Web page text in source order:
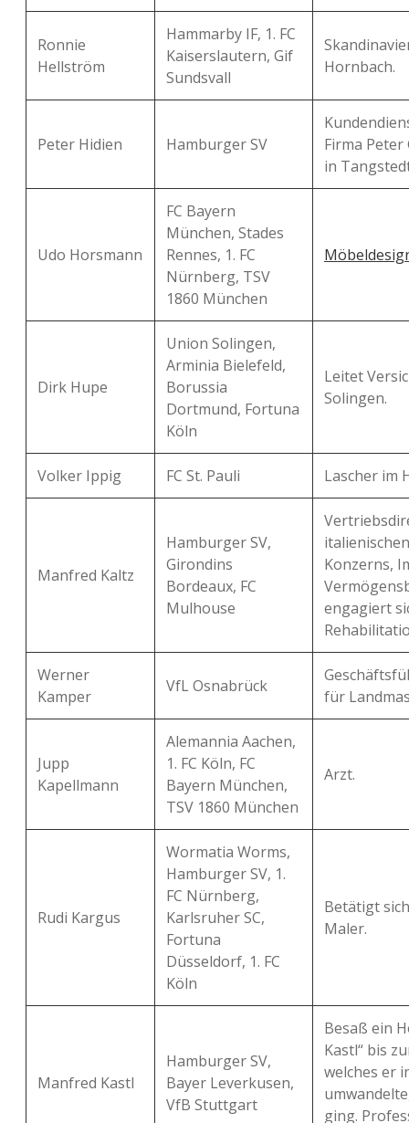
Ronnie
Hellström
Hammarby IF, 1. FC
Kaiserslautern, Gif
Sundsvall
Hornbach.
Peter Hidien Hamburger SV
Firma
in
Udo Horsmann
FC Bayern
München, Stades
Rennes, 1. FC
Nürnberg, TSV
1860 München
Dirk Hupe
Union Solingen,
Arminia Bielefeld,
Borussia
Dortmund, Fortuna
Köln
Leitet
Solingen.
Volker Ippig FC St. Pauli Lascher im
Manfred Kaltz
Hamburger SV,
Girondins
Bordeaux, FC
Mulhouse
Konzerns,
engagiert
Werner
Kamper
VfL Osnabrück
für
Jupp
Kapellmann
Alemannia Aachen,
1. FC Köln, FC
Bayern München,
TSV 1860 München
Arzt.
Rudi Kargus
Wormatia Worms,
Hamburger SV, 1.
FC Nürnberg,
Karlsruher SC,
Fortuna
Düsseldorf, 1. FC
Köln
Betätigt
Maler.
Manfred Kastl
Hamburger SV,
Bayer Leverkusen,
VfB Stuttgart
Besaß ein
Kastl“ bis
welches er
ging.